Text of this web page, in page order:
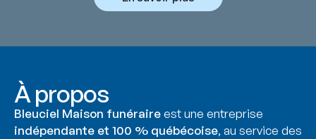
À propos
Bleuciel Maison funéraireest une entreprise
indépendante et 100 % québécoise, au service des